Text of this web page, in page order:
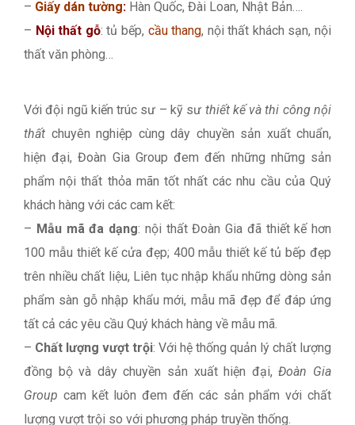
– Giấy dán tường: Hàn Quốc, Đài Loan, Nhật Bản….
– Nội thất gỗ: tủ bếp, cầu thang, nội thất khách sạn, nội
thất văn phòng…
Với đội ngũ kiến trúc sư – kỹ sư thiết kế và thi công nội
thất chuyên nghiệp cùng dây chuyền sản xuất chuẩn,
hiện đại, Đoàn Gia Group đem đến những những sản
phẩm nội thất thỏa mãn tốt nhất các nhu cầu của Quý
khách hàng với các cam kết:
– Mẫu mã đa dạng: nội thất Đoàn Gia đã thiết kế hơn
100 mẫu thiết kế cửa đẹp; 400 mẫu thiết kế tủ bếp đẹp
trên nhiều chất liệu, Liên tục nhập khẩu những dòng sản
phẩm sàn gỗ nhập khẩu mới, mẫu mã đẹp để đáp ứng
tất cả các yêu cầu Quý khách hàng về mẫu mã.
– Chất lượng vượt trội: Với hệ thống quản lý chất lượng
đồng bộ và dây chuyền sản xuất hiện đại,Đoàn Gia
Group cam kết luôn đem đến các sản phẩm với chất
lượng vượt trội so với phương pháp truyền thống.